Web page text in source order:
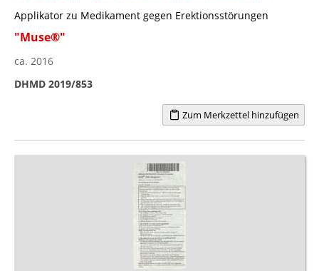
Applikator zu Medikament gegen Erektionsstörungen
"Muse®"
ca. 2016
DHMD 2019/853
Zum Merkzettel hinzufügen